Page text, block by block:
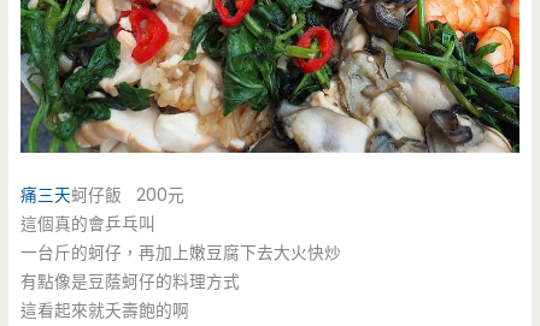
痛三天蚵仔飯 200元
這個真的會乒乓叫
一台斤的蚵仔，再加上嫩豆腐下去大火快炒
有點像是豆蔭蚵仔的料理方式
這看起來就夭壽飽的啊